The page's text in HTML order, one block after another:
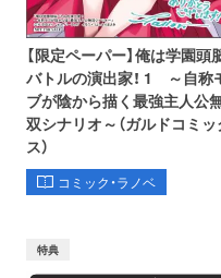
【限定ペーパー】俺は学園頭
バトルの演出家！ 1 ～自称
ブが陰から描く最強主人公
双シナリオ～（ガルドコミッ
ス）
コミック・ラノベ
特典